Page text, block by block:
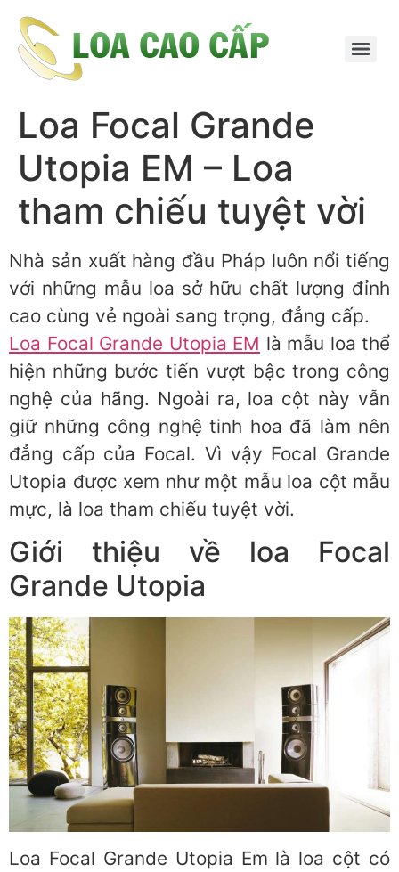
Loa Focal Grande
Utopia EM – Loa
tham chiếu tuyệt vời
Nhà sản xuất hàng đầu Pháp luôn nổi tiếng
với những mẫu loa sở hữu chất lượng đỉnh
cao cùng vẻ ngoài sang trọng, đẳng cấp.
Loa Focal Grande Utopia EM là mẫu loa thể
hiện những bước tiến vượt bậc trong công
nghệ của hãng. Ngoài ra, loa cột này vẫn
giữ những công nghệ tinh hoa đã làm nên
đẳng cấp của Focal. Vì vậy Focal Grande
Utopia được xem như một mẫu loa cột mẫu
mực, là loa tham chiếu tuyệt vời.
Giới thiệu về loa Focal
Grande Utopia
Loa Focal Grande Utopia Em là loa cột có